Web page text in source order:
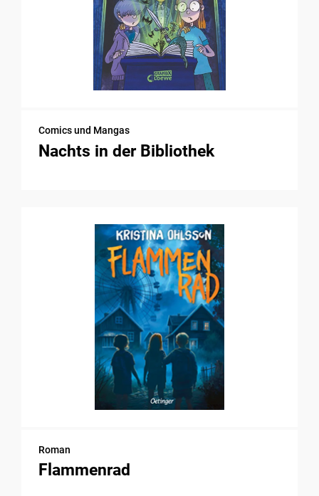
Comics und Mangas
Nachts in der Bibliothek
Roman
Flammenrad